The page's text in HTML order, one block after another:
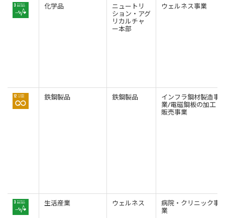
化学品 ニュートリ
ション・アグ
リカルチャ
ー本部
ウェルネス事業
鉄鋼製品 鉄鋼製品 インフラ鋼材製造事
業/電磁鋼板の加工・
販売事業
生活産業 ウェルネス 病院・クリニック事
業